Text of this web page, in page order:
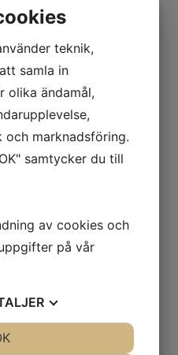
teknik,
samla in
olika ändamål,
marknadsföring.
samtycker du till
av cookies och
på vår